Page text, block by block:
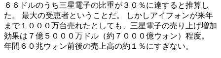
６６ドルのうち三星電子の比重が３０％に達すると推算し
た。 最大の受恵者ということだ。 しかしアイフォンが来年
まで１０００万台売れたとしても、三星電子の売り上げ増加
効果は７億５０００万ドル（約７０００億ウォン）程度。
年間６０兆ウォン前後の売上高の約１％にすぎない。